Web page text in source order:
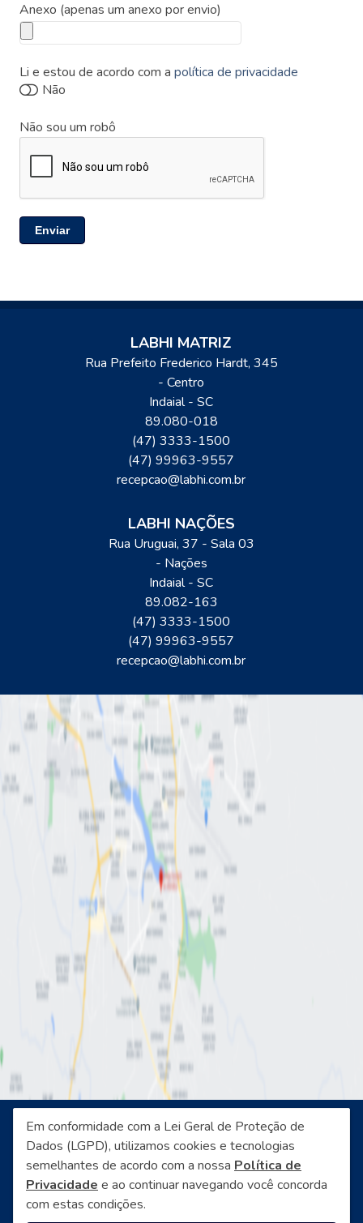
Anexo (apenas um anexo por envio)
Li e estou de acordo com apolítica de privacidade
Não sou um robô
Enviar
LABHI MATRIZ
Rua Prefeito Frederico Hardt, 345
- Centro
Indaial-SC
89.080-018
(47) 3333-1500
(47) 99963-9557
recepcao@labhi.com.br
LABHI NAÇÕES
Rua Uruguai, 37 - Sala 03
- Nações
Indaial-SC
89.082-163
(47) 3333-1500
(47) 99963-9557
recepcao@labhi.com.br
2026 © LABHI LABORAN - v5.1.0 7ab2563
Em conformidade com a Lei Geral de Proteção de
Dados (LGPD), utilizamos cookies e tecnologias
semelhantes de acordo com a nossa Política de
Privacidade e ao continuar navegando você concorda
com estas condições.